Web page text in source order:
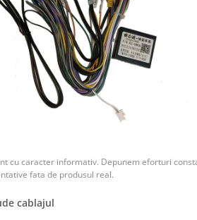
cu caracter informativ. Depunem eforturi
fata de produsul real.
cablajul